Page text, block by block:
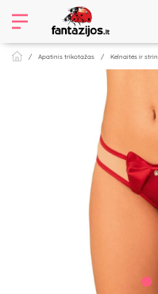
Apatinis trikotažas Kelnaitės ir